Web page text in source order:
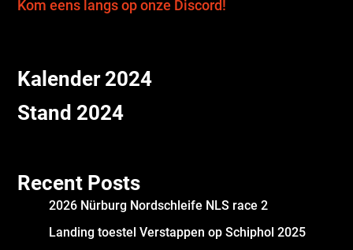
Kom eens langs op onze Discord!
Kalender 2024
Stand 2024
Recent Posts
2026 Nürburg Nordschleife NLS race 2
Landing toestel Verstappen op Schiphol 2025